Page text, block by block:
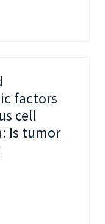
factors
cell
Is tumor